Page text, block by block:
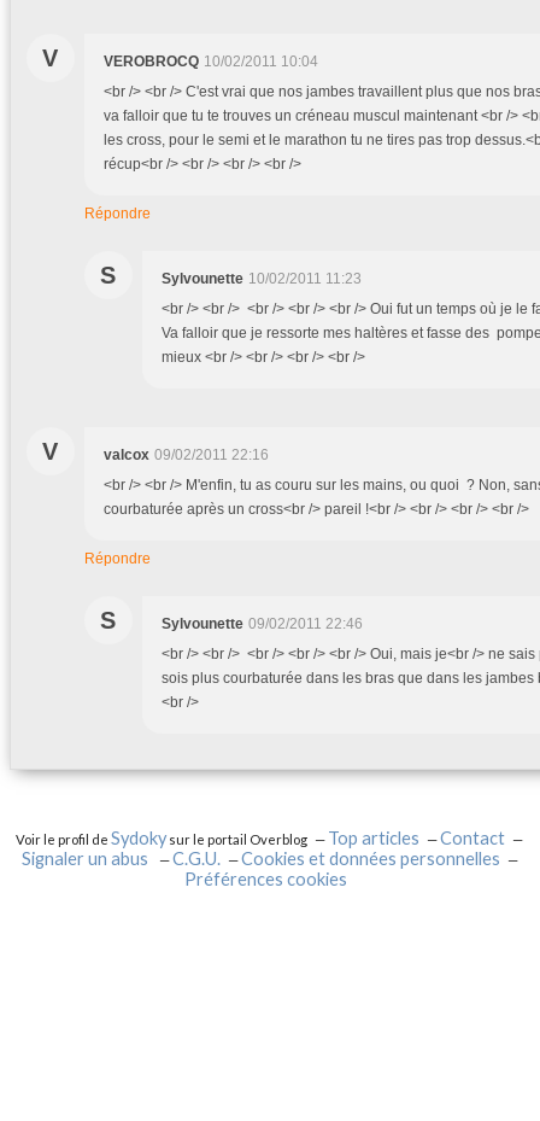
V VEROBROCQ 10/02/2011 10:04
<br /> <br /> C'est vrai que nos jambes travaillent plus que nos
va falloir que tu te trouves un créneau muscul maintenant <br />
les cross, pour le semi et le marathon tu ne tires pas trop
récup<br /> <br /> <br /> <br />
Répondre
S Sylvounette 10/02/2011 11:23
<br /> <br /> <br /> <br /> <br /> Oui fut un temps où je le
Va falloir que je ressorte mes haltères et fasse des
mieux <br /> <br /> <br /> <br />
V valcox 09/02/2011 22:16
<br /> <br /> M'enfin, tu as couru sur les mains, ou quoi ? Non,
courbaturée après un cross<br /> pareil !<br /> <br /> <br /> <br />
Répondre
S Sylvounette 09/02/2011 22:46
<br /> <br /> <br /> <br /> <br /> Oui, mais je<br /> ne
sois plus courbaturée dans les bras que dans les jambes
<br />
Voir le profil deSydokysur le portail Overblog Top articles
Contact
Signaler un abus
C.G.U.
Cookies et données personnelles
Préférences cookies